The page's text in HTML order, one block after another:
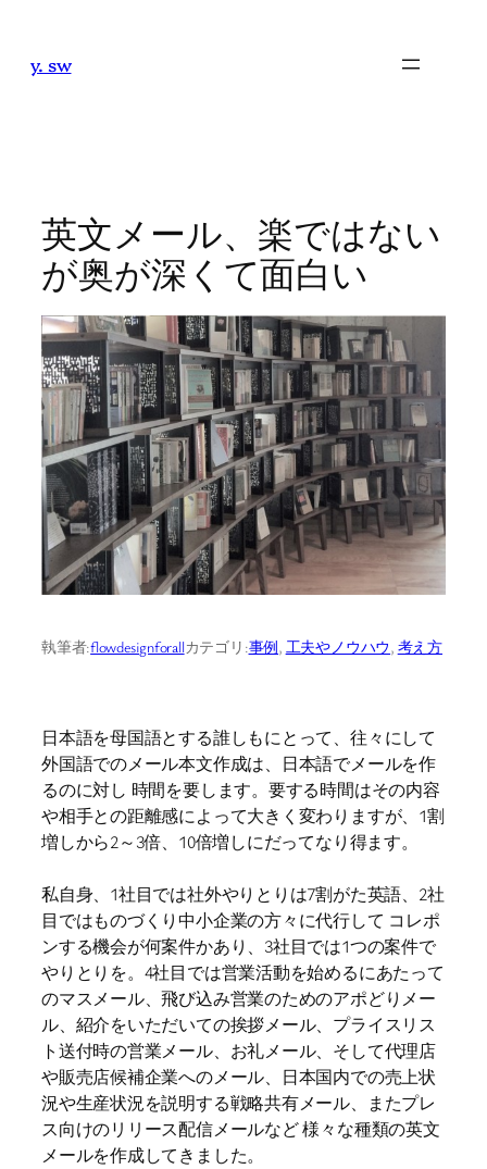
y. sw
英文メール、楽ではない
が奥が深くて面白い
執筆者:flowdesignforallカテゴリ:事例, 工夫やノウハウ, 考え方
日本語を母国語とする誰しもにとって、往々にして
外国語でのメール本文作成は、日本語でメールを作
るのに対し 時間を要します。要する時間はその内容
や相手との距離感によって大きく変わりますが、1割
増しから2～3倍、10倍増しにだってなり得ます。
私自身、1社目では社外やりとりは7割がた英語、2社
目ではものづくり中小企業の方々に代行して コレポ
ンする機会が何案件かあり、3社目では1つの案件で
やりとりを。4社目では営業活動を始めるにあたって
のマスメール、飛び込み営業のためのアポどりメー
ル、紹介をいただいての挨拶メール、プライスリス
ト送付時の営業メール、お礼メール、そして代理店
や販売店候補企業へのメール、日本国内での売上状
況や生産状況を説明する戦略共有メール、またプレ
ス向けのリリース配信メールなど 様々な種類の英文
メールを作成してきました。